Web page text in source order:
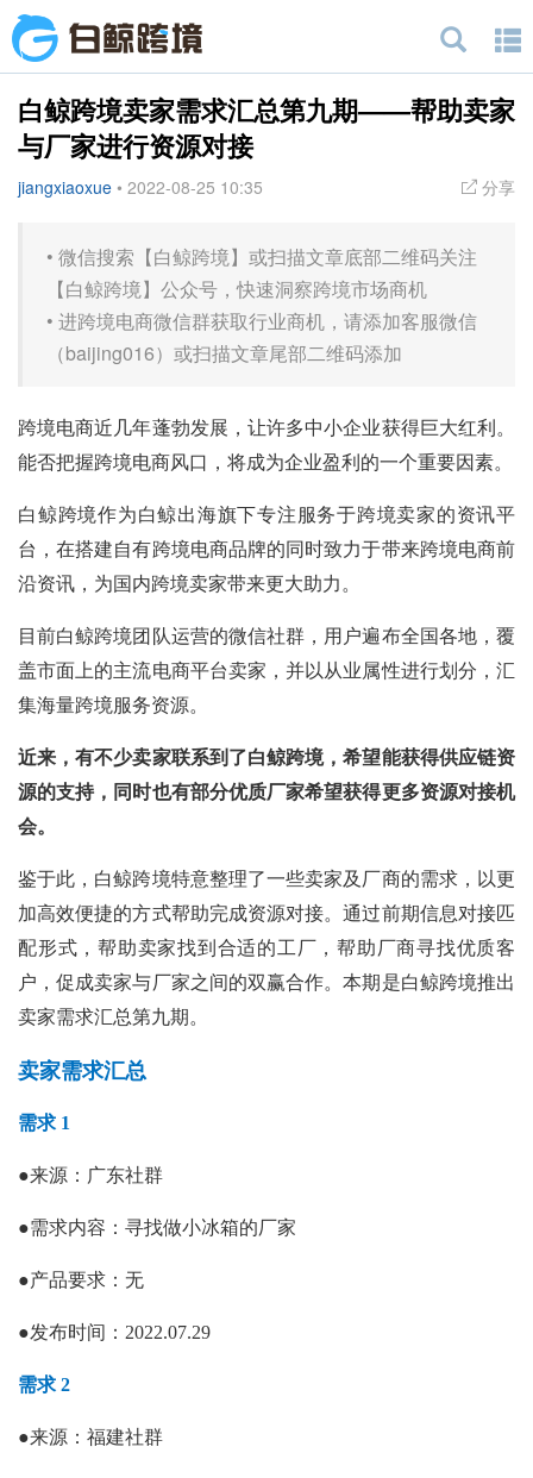
白鲸跨境卖家需求汇总第九期——帮助卖家
与厂家进行资源对接
jiangxiaoxue • 2022-08-25 10:35 分享
• 微信搜索【白鲸跨境】或扫描文章底部二维码关注
【白鲸跨境】公众号，快速洞察跨境市场商机
• 进跨境电商微信群获取行业商机，请添加客服微信
（baijing016）或扫描文章尾部二维码添加
跨境电商近几年蓬勃发展，让许多中小企业获得巨大红利。
能否把握跨境电商风口，将成为企业盈利的一个重要因素。
白鲸跨境作为白鲸出海旗下专注服务于跨境卖家的资讯平
台，在搭建自有跨境电商品牌的同时致力于带来跨境电商前
沿资讯，为国内跨境卖家带来更大助力。
目前白鲸跨境团队运营的微信社群，用户遍布全国各地，覆
盖市面上的主流电商平台卖家，并以从业属性进行划分，汇
集海量跨境服务资源。
近来，有不少卖家联系到了白鲸跨境，希望能获得供应链资
源的支持，同时也有部分优质厂家希望获得更多资源对接机
会。
鉴于此，白鲸跨境特意整理了一些卖家及厂商的需求，以更
加高效便捷的方式帮助完成资源对接。通过前期信息对接匹
配形式，帮助卖家找到合适的工厂，帮助厂商寻找优质客
户，促成卖家与厂家之间的双赢合作。本期是白鲸跨境推出
卖家需求汇总第九期。
卖家需求汇总
需求 1
●来源：广东社群
●需求内容： 寻找做小冰箱的厂家
●产品要求： 无
●发布时间： 2022.07.29
需求 2
●来源： 福建社群